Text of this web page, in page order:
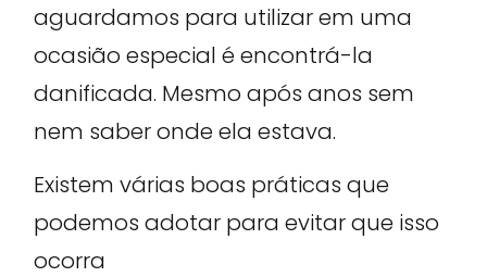
aguardamos para utilizar em uma
ocasião especial é encontrá-la
danificada. Mesmo após anos sem
nem saber onde ela estava.
Existem várias boas práticas que
podemos adotar para evitar que isso
ocorra